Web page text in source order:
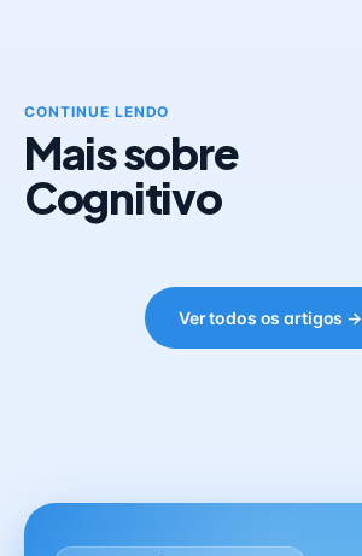
CONTINUE LENDO
Mais sobre
Cognitivo
Ver todos os artigos →